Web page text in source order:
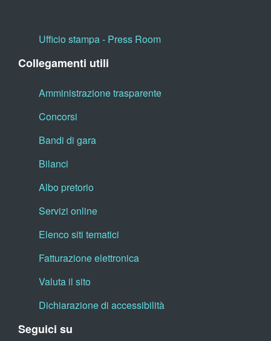
Ufficio stampa - Press Room
Collegamenti utili
Amministrazione trasparente
Concorsi
Bandi di gara
Bilanci
Albo pretorio
Servizi online
Elenco siti tematici
Fatturazione elettronica
Valuta il sito
Dichiarazione di accessibilità
Seguici su